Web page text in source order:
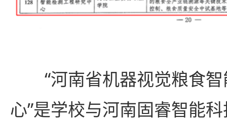
“河南省机器视觉粮食
心”是学校与河南固睿智能